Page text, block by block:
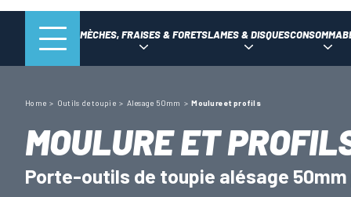
MÈCHES, FRAISES & FORETSLAMES & DISQUES
Home Outils de toupie Alesage 50mm Moulure et profils
MOULURE ET
Porte-outils de toupie alésage